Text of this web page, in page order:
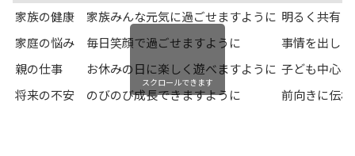
家族の健康 家族みんな元気に過ごせますように 明るく共有
家庭の悩み
毎日笑顔で過ごせますように
事情を出し
親の仕事
お休みの日に楽しく遊べますように 子ども中心
将来の不安
のびのび成長できますように 前向きに伝
スクロールできます